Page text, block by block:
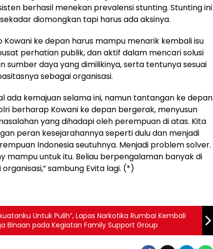
berhasil menekan prevalensi stunting. Stunting ini
diomongkan tapi harus ada aksinya.
Kowani ke depan harus mampu menarik kembali isu
perhatian publik, dan aktif dalam mencari solusi
sumber daya yang dimilikinya, serta tentunya sesuai
sebagai organisasi.
ada kemajuan selama ini, namun tantangan ke depan
berharap Kowani ke depan bergerak, menyusun
yang dihadapi oleh perempuan di atas. Kita
peran kesejarahannya seperti dulu dan menjadi
Indonesia seutuhnya. Menjadi problem solver.
mampu untuk itu. Beliau berpengalaman banyak di
sambung Evita lagi. (*)
Untuk Pulih”, Lapas Narkotika Rumbai Kembali
Binaan pada Kegiatan Family Support Group